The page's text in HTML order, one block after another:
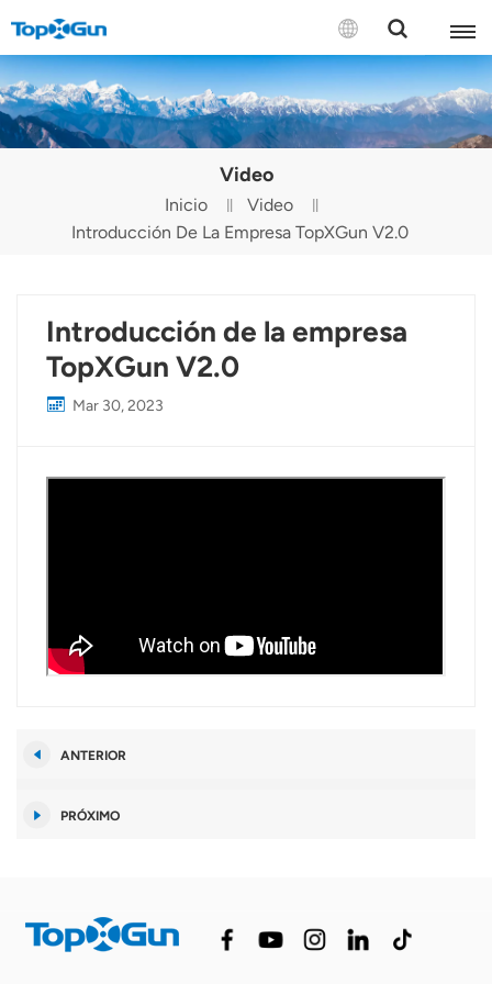
CONTÁCTENOS
English
Русский
Português(Brasil)
Türkçe
Video
Inicio
Video
Introducción De La Empresa TopXGun V2.0
Introducción de la empresa
TopXGun V2.0
Mar 30, 2023
ANTERIOR
PRÓXIMO